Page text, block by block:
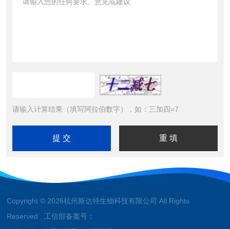
请输入计算结果（填写阿拉伯数字），如：三加四=7
Copyright © 2026杭州斯达特生物科技有限公司 All Rights
Reserved 工信部备案号：